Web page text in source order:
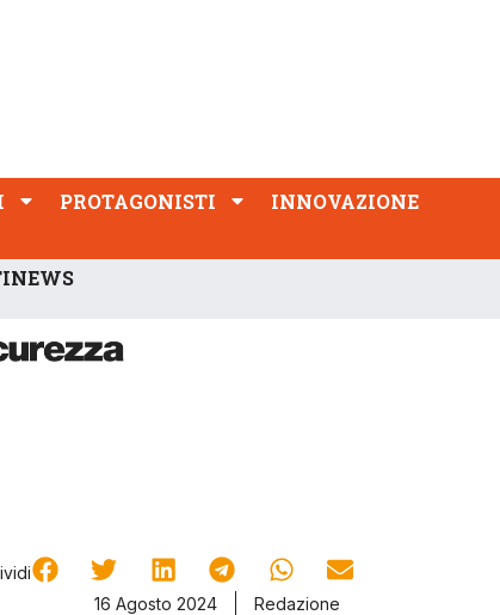
PROTAGONISTI
INNOVAZIONE
16 Agosto 2024
Redazione